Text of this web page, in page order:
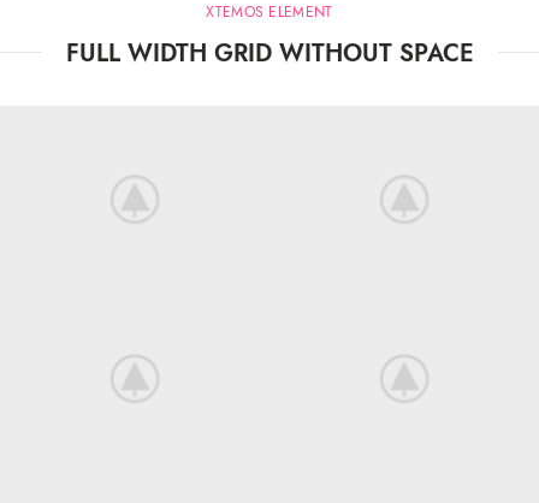
XTEMOS ELEMENT
FULL WIDTH GRID WITHOUT SPACE